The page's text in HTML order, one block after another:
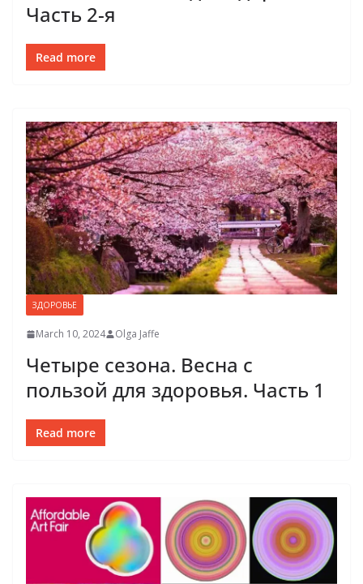
Часть 2-я
Read more
ЗДОРОВЬЕ
March 10, 2024 Olga Jaffe
Четыре сезона. Весна с
пользой для здоровья. Часть 1
Read more